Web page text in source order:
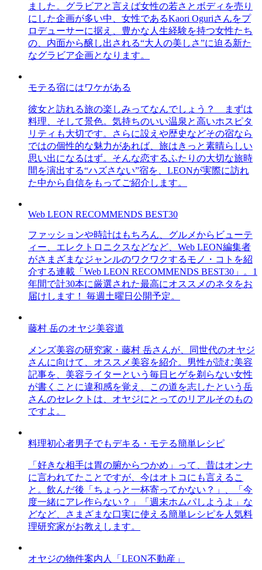
ました。グラビアと言えば女性の若さとボディを売り
にした企画が多い中、女性であるKaori Oguriさんをプ
ロデューサーに据え、豊かな人生経験を持つ女性たち
の、内面から醸し出される“大人の美しさ”に迫る新た
なグラビア企画となります。
モテる宿にはワケがある
彼女と訪れる旅の楽しみってなんでしょう？ まずは
料理、そして景色。気持ちのいい温泉と高いホスピタ
リティも大切です。さらに設えや歴史などその宿なら
ではの個性的な魅力があれば、旅はきっと素晴らしい
思い出になるはず。そんな恋するふたりの大切な旅時
間を演出する“ハズさない”宿を、LEONが実際に訪れ
た中から自信をもってご紹介します。
Web LEON RECOMMENDS BEST30
ファッションや時計はもちろん、グルメからビューテ
ィー、エレクトロニクスなどなど、Web LEON編集者
がさまざまなジャンルのワクワクするモノ・コトを紹
介する連載「Web LEON RECOMMENDS BEST30」。1
年間で計30本に厳選された最高にオススメのネタをお
届けします！ 毎週土曜日公開予定。
藤村 岳のオヤジ美容道
メンズ美容の研究家・藤村 岳さんが、同世代のオヤジ
さんに向けて、オススメ美容を紹介。男性が読む美容
記事を、美容ライターという毎日ヒゲを剃らない女性
が書くことに違和感を覚え、この道を志したという岳
さんのセレクトは、オヤジにとってのリアルそのもの
ですよ。
料理初心者男子でもデキる・モテる簡単レシピ
「好きな相手は胃の腑からつかめ」って、昔はオンナ
に言われてたことですが、今はオトコにも言えるこ
と。飲んだ後「ちょっと一杯寄ってかない？」、「今
度一緒にアレ作らない？」「週末ホムパしようよ」な
どなど、さまざまな口実に使える簡単レシピを人気料
理研究家がお教えします。
オヤジの物件案内人「LEON不動産」